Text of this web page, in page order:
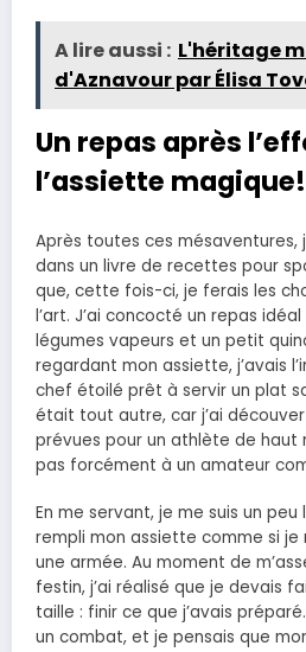
A lire aussi : L'héritage
d'Aznavour par Élisa
Un repas après
l’assiette magique!
Après toutes ces mésaventures,
dans un livre de recettes pour
que, cette fois-ci, je ferais les
l’art. J’ai concocté un repas
légumes vapeurs et un petit
regardant mon assiette, j’avais
chef étoilé prêt à servir un plat
était tout autre, car j’ai
prévues pour un athlète de haut
pas forcément à un amateur
En me servant, je me suis un
rempli mon assiette comme si je
une armée. Au moment de
festin, j’ai réalisé que je devais
taille : finir ce que j’avais
un combat, et je pensais que